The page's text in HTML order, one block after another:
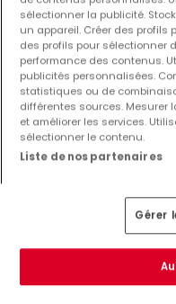
3 272 m²
sélectionner la publicité.
un appareil. Créer des profils
des profils pour sélectionner
performance des contenus.
publicités personnalisées.
statistiques ou de
différentes sources. Mesurer
et améliorer les services.
sélectionner le contenu.
Liste de nos partenaires
Gérer